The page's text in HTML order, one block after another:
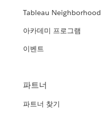
Tableau Neighborhood
아카데미 프로그램
이벤트
파트너
파트너 찾기